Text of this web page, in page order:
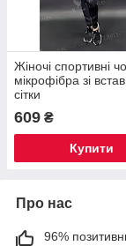
Жіночі спортивні
мікрофібра зі
сітки
609 ₴
Купити
Про нас
96%